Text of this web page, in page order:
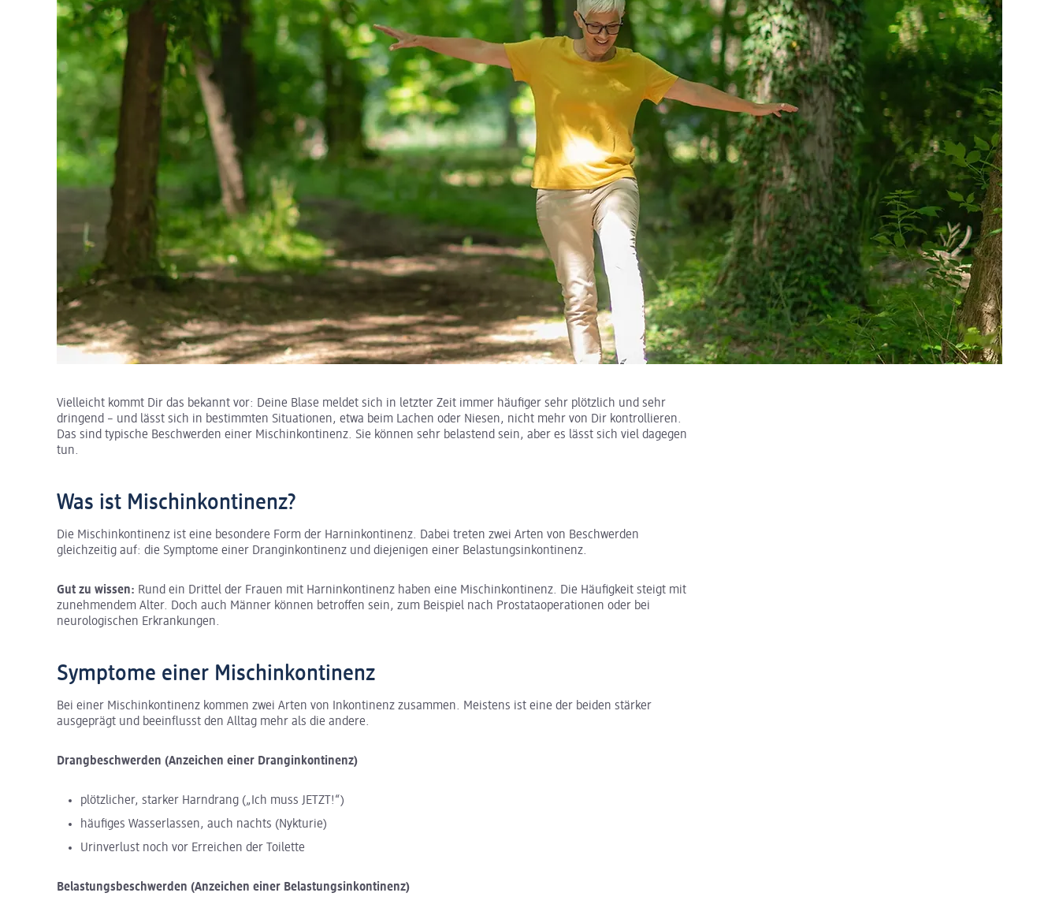
Vielleicht kommt Dir das bekannt vor: Deine Blase meldet sich in letzter Zeit immer häufiger sehr plötzlich und sehr
dringend – und lässt sich in bestimmten Situationen, etwa beim Lachen oder Niesen, nicht mehr von Dir kontrollieren.
Das sind typische Beschwerden einer Mischinkontinenz. Sie können sehr belastend sein, aber es lässt sich viel dagegen
tun.
Was ist Mischinkontinenz?
Die Mischinkontinenz ist eine besondere Form der Harninkontinenz. Dabei treten zwei Arten von Beschwerden
gleichzeitig auf: die Symptome einer Dranginkontinenz und diejenigen einer Belastungsinkontinenz.
Gut zu wissen: Rund ein Drittel der Frauen mit Harninkontinenz haben eine Mischinkontinenz. Die Häufigkeit steigt mit
zunehmendem Alter. Doch auch Männer können betroffen sein, zum Beispiel nach Prostataoperationen oder bei
neurologischen Erkrankungen.
Symptome einer Mischinkontinenz
Bei einer Mischinkontinenz kommen zwei Arten von Inkontinenz zusammen. Meistens ist eine der beiden stärker
ausgeprägt und beeinflusst den Alltag mehr als die andere.
Drangbeschwerden (Anzeichen einer Dranginkontinenz)
plötzlicher, starker Harndrang („Ich muss JETZT!“)
häufiges Wasserlassen, auch nachts (Nykturie)
Urinverlust noch vor Erreichen der Toilette
Belastungsbeschwerden (Anzeichen einer Belastungsinkontinenz)